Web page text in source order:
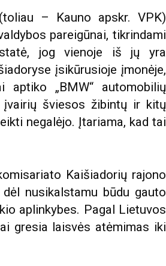
– Kauno apskr. VPK)
pareigūnai, tikrindami
jog vienoje iš jų yra
įsikūrusioje įmonėje,
aptiko „BMW“ automobilių
įvairių šviesos žibintų ir kitų
negalėjo. Įtariama, kad tai
Kaišiadorių rajono
nusikalstamu būdu gauto
aplinkybes. Pagal Lietuvos
gresia laisvės atėmimas iki